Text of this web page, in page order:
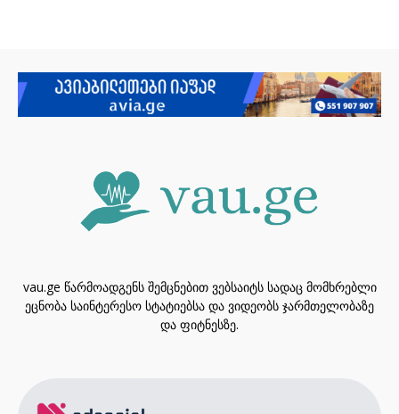
vau.ge წარმოადგენს შემცნებით ვებსაიტს სადაც მომხრებლი
ეცნობა საინტერესო სტატიებსა და ვიდეობს ჯარმთელობაზე
და ფიტნესზე.